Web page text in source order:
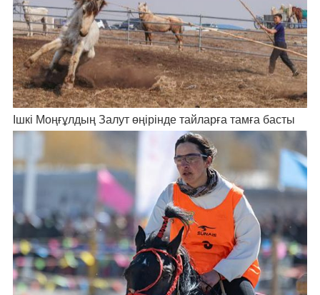
Ішкі Моңғұлдың Залут өңірінде тайларға тамға басты